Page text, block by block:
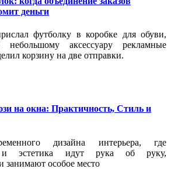
деньги
футболку в коробке для обуви,
аксессуару рекламные
корзину на две отправки.
на окна: Практичность, Стиль и
дизайна интерьера, где
и эстетика идут рука об руку,
особое место